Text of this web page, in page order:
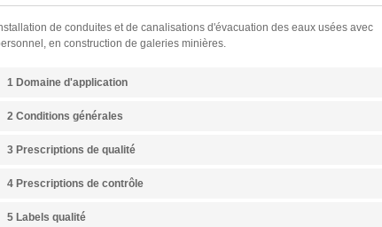
de conduites et de canalisations d'évacuation des eaux usées avec
en construction de galeries minières.
1 Domaine d'application
2 Conditions générales
3 Prescriptions de qualité
4 Prescriptions de contrôle
5 Labels qualité